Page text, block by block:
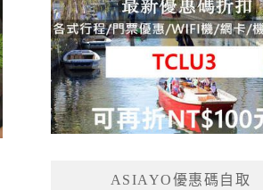
ASIAYO優惠碼自取